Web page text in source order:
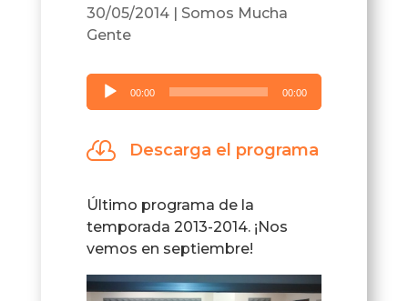
30/05/2014| Somos Mucha
Gente
Reproductor
de
00:00 00:00
 Descarga el programa
Último programa de la
temporada 2013-2014. ¡Nos
vemos en septiembre!